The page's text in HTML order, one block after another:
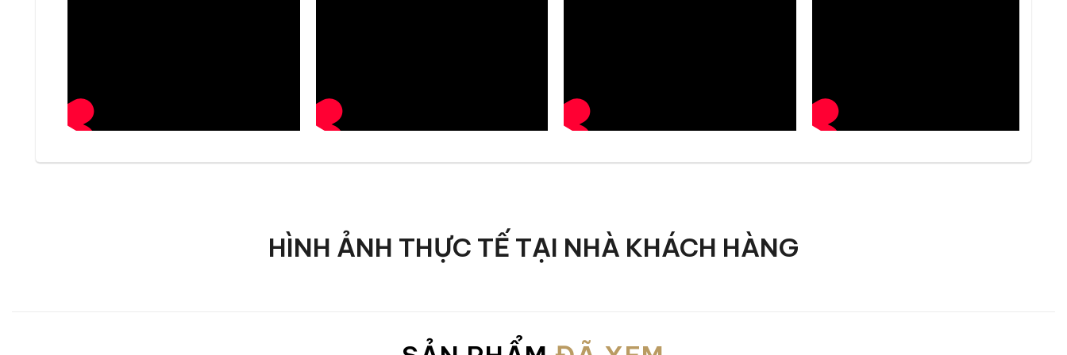
cao tổng thể. Kích thước này giúp console có đủ không gian để trưng bày các vật dụng trang trí như đèn bàn, bình hoa hoặc phụ kiện decor mà vẫn giữ được sự
gọn gàng khi bố trí.
HÌNH ẢNH THỰC TẾ TẠI NHÀ KHÁCH HÀNG